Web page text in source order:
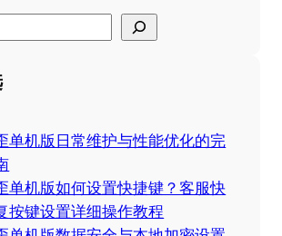
单机版日常维护与性能优化的完
单机版如何设置快捷键？客服快
按键设置详细操作教程